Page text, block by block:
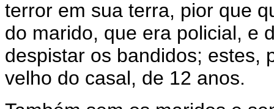
terror em sua terra, pior que
do marido, que era policial, e
despistar os bandidos; estes,
velho do casal, de 12 anos.